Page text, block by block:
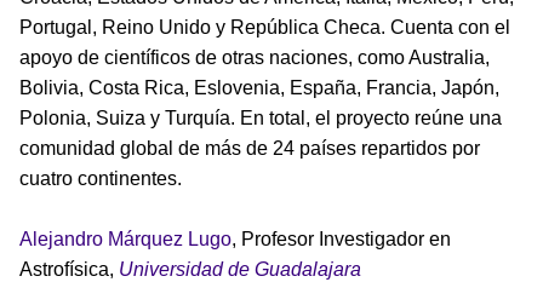
Portugal, Reino Unido y República Checa. Cuenta con el
apoyo de científicos de otras naciones, como Australia,
Bolivia, Costa Rica, Eslovenia, España, Francia, Japón,
Polonia, Suiza y Turquía. En total, el proyecto reúne una
comunidad global de más de 24 países repartidos por
cuatro continentes.
Alejandro Márquez Lugo, Profesor Investigador en
Astrofísica, Universidad de Guadalajara